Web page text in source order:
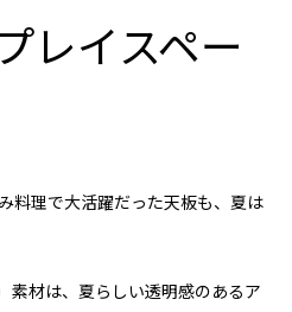
レイスペー
料理で大活躍だった天板も、夏は
素材は、夏らしい透明感のあるア